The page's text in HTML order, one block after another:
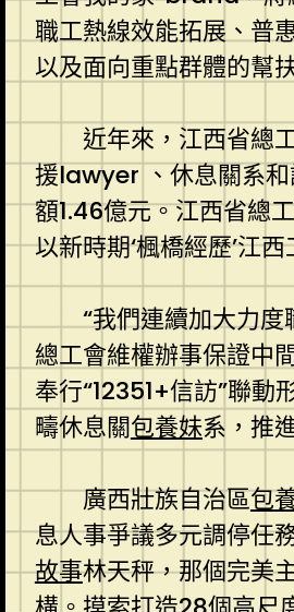
職工熱線效能拓展、普
以及面向重點群體的幫
近年來，江西省總
援lawyer 、休息關系
額1.46億元。江西省總
以新時期‘楓橋經歷’江
“我們連續加大力
總工會維權辦事保證中
奉行“12351+信訪”聯動
疇休息關包養妹系，推
廣西壯族自治區包
息人事爭議多元調停任
故事林天秤，那個完美